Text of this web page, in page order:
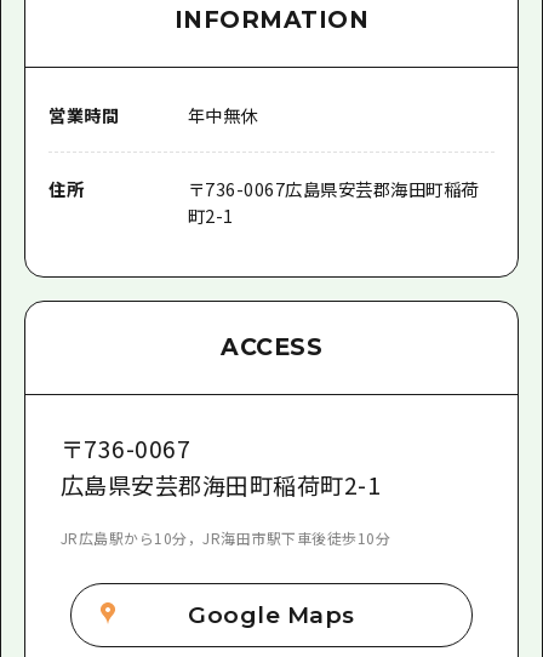
INFORMATION
営業時間 年中無休
住所 〒736-0067広島県安芸郡海田町稲荷
町2-1
ACCESS
〒736-0067
広島県安芸郡海田町稲荷町2-1
JR広島駅から10分，JR海田市駅下車後徒歩10分
Google Maps